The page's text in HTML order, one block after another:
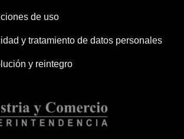
de uso
y tratamiento de datos personales
y reintegro